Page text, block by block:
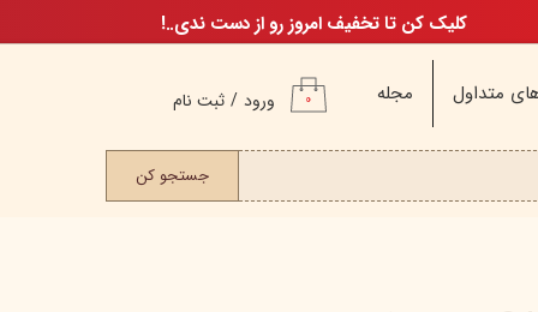
متداول مجله ورود / ثبت نام
تغییر گذر واژه
۰
جستجو کن
کلیک کن تا تخفیف امروز رو از دست ندی..!